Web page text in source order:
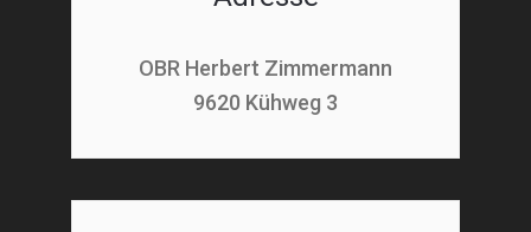
OBR Herbert Zimmermann
9620 Kühweg 3